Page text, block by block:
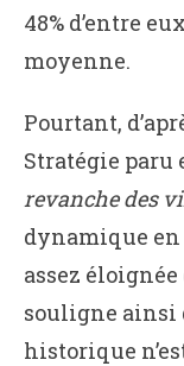
48% d’entre
moyenne.
Pourtant,
Stratégie paru
revanche des
dynamique en
assez
souligne ainsi
historique